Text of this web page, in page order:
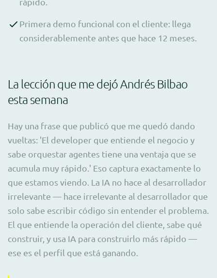
Primera demo funcional con el cliente: llega
considerablemente antes que hace 12 meses.
La lección que me dejó Andrés Bilbao
esta semana
Hay una frase que publicó que me quedó dando
vueltas: 'El developer que entiende el negocio y
sabe orquestar agentes tiene una ventaja que se
acumula muy rápido.' Eso captura exactamente lo
que estamos viendo. La IA no hace al desarrollador
irrelevante — hace irrelevante al desarrollador que
solo sabe escribir código sin entender el problema.
El que entiende la operación del cliente, sabe qué
construir, y usa IA para construirlo más rápido —
ese es el perfil que está ganando.